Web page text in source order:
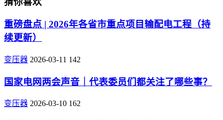
重磅盘点 | 2026年各省市重点项目输配电工程（持
续更新）
变压器 2026-03-11 142
国家电网两会声音｜代表委员们都关注了哪些事？
变压器 2026-03-10 162